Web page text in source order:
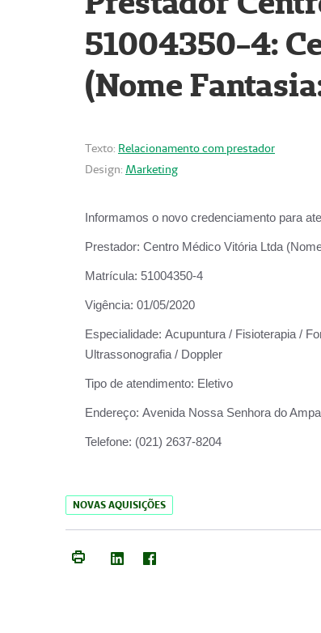
51004350-4:
(Nome
Texto: Relacionamento com prestador
Design: Marketing
Informamos o novo credenciamento para
Prestador: Centro Médico Vitória Ltda
Matrícula: 51004350-4
Vigência: 01/05/2020
Especialidade: Acupuntura / Fisioterapia /
Ultrassonografia / Doppler
Tipo de atendimento: Eletivo
Endereço: Avenida Nossa Senhora do
Telefone: (021) 2637-8204
NOVAS AQUISIÇÕES